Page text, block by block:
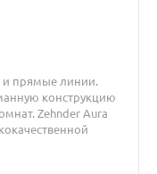
и прямые линии.
конструкцию
Zehnder Aura